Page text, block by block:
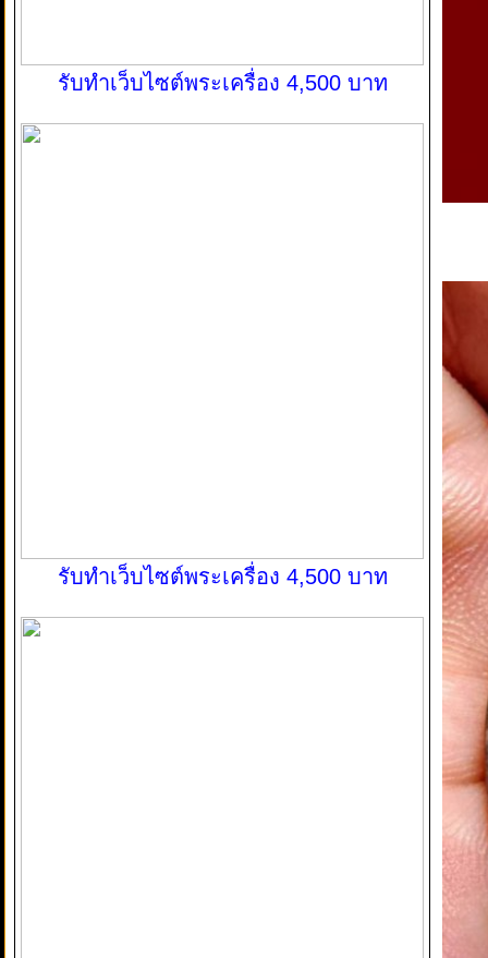
รับทำเว็บไซต์พระเครื่อง 4,500 บาท
รับทำเว็บไซต์พระเครื่อง 4,500 บาท